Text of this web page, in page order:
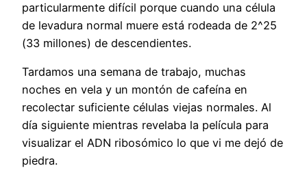
particularmente difícil porque cuando una célula
de levadura normal muere está rodeada de 2^25
(33 millones) de descendientes.
Tardamos una semana de trabajo, muchas
noches en vela y un montón de cafeína en
recolectar suficiente células viejas normales. Al
día siguiente mientras revelaba la película para
visualizar el ADN ribosómico lo que vi me dejó de
piedra.